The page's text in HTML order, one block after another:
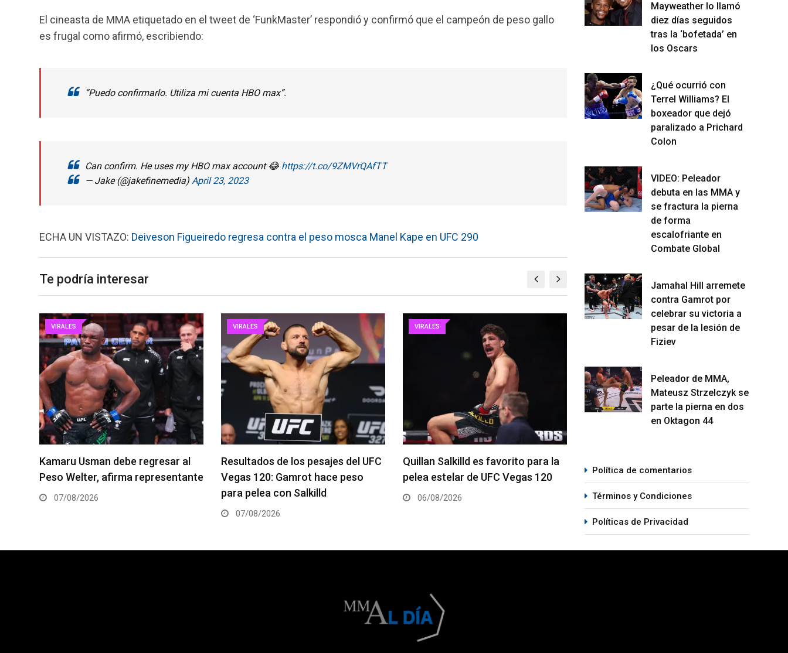
El cineasta de MMA etiquetado en el tweet de ‘FunkMaster’ respondió y confirmó que el campeón de peso gallo
es frugal como afirmó, escribiendo:
“Puedo confirmarlo. Utiliza mi cuenta HBO max”.
Can confirm. He uses my HBO max account 😂 https://t.co/9ZMVrQAfTT
— Jake (@jakefinemedia) April 23, 2023
ECHA UN VISTAZO: Deiveson Figueiredo regresa contra el peso mosca Manel Kape en UFC 290
Te podría interesar
VIRALES
Kamaru Usman debe regresar al
Peso Welter, afirma representante
07/08/2026
VIRALES
Resultados de los pesajes del UFC
Vegas 120: Gamrot hace peso
para pelea con Salkilld
07/08/2026
VIRALES
Quillan Salkilld es favorito para la
pelea estelar de UFC Vegas 120
06/08/2026
del UFC 331
06/08/2026
Mayweather lo llamó
diez días seguidos
tras la ‘bofetada’ en
los Oscars
¿Qué ocurrió con
Terrel Williams? El
boxeador que dejó
paralizado a Prichard
Colon
VIDEO: Peleador
debuta en las MMA y
se fractura la pierna
de forma
escalofriante en
Combate Global
Jamahal Hill arremete
contra Gamrot por
celebrar su victoria a
pesar de la lesión de
Fiziev
Peleador de MMA,
Mateusz Strzelczyk se
parte la pierna en dos
en Oktagon 44
Política de comentarios
Términos y Condiciones
Políticas de Privacidad